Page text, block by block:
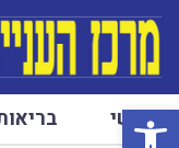
פתח סרגל נגישות
ראשי